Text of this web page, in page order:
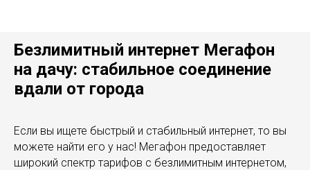
Безлимитный интернет Мегафон
на дачу: стабильное соединение
вдали от города
Если вы ищете быстрый и стабильный интернет, то вы
можете найти его у нас! Мегафон предоставляет
широкий спектр тарифов с безлимитным интернетом,